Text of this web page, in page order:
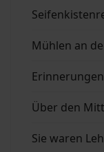
Mühlen an
Über den
Sie waren